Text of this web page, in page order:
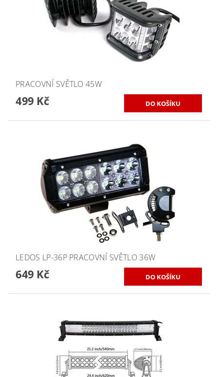
PRACOVNÍ SVĚTLO 45W
499 Kč
LEDOS LP-36P PRACOVNÍ SVĚTLO 36W
649 Kč